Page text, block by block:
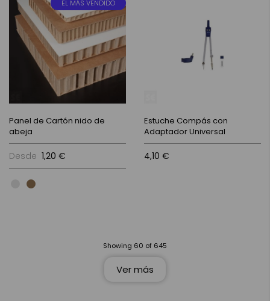
EL MÁS VENDIDO
Panel de Cartón nido de
abeja
Desde 1,20 €
Estuche Compás con
Adaptador Universal
4,10 €
Showing 60 of 645
Ver más